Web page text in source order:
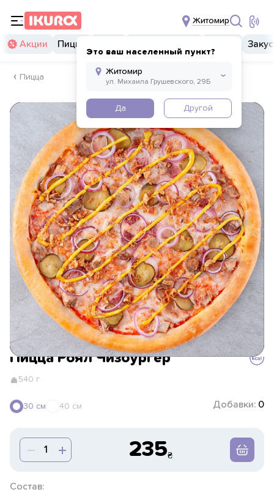
Житомир
Это ваш населенный пункт?
Да Другой
Акции Пицца
Пицца
Пицца Роял Чизбургер
540 г
30 см 40 см Добавки: 0
235
Состав: